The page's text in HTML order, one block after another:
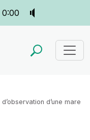
0:00
d’une mare